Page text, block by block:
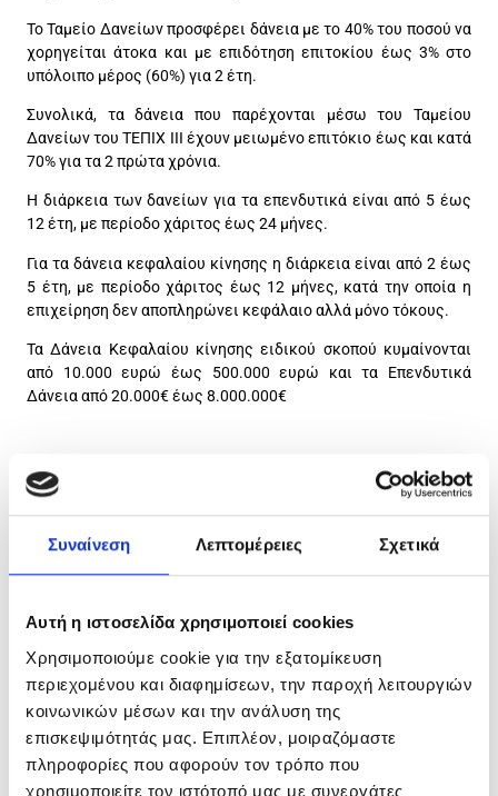
Συναίνεση Λεπτομέρειες Σχετικά
Αυτή η ιστοσελίδα χρησιμοποιεί cookies
Χρησιμοποιούμε cookie για την εξατομίκευση
περιεχομένου και διαφημίσεων, την παροχή λειτουργιών
κοινωνικών μέσων και την ανάλυση της
επισκεψιμότητάς μας. Επιπλέον, μοιραζόμαστε
πληροφορίες που αφορούν τον τρόπο που
χρησιμοποιείτε τον ιστότοπό μας με συνεργάτες
Το Ταμείο Δανείων προσφέρει δάνεια με το 40% του ποσού να
χορηγείται άτοκα και με επιδότηση επιτοκίου έως 3% στο
υπόλοιπο μέρος (60%) για 2 έτη.
Συνολικά, τα δάνεια που παρέχονται μέσω του Ταμείου
Δανείων του ΤΕΠΙΧ ΙΙΙ έχουν μειωμένο επιτόκιο έως και κατά
70% για τα 2 πρώτα χρόνια.
Η διάρκεια των δανείων για τα επενδυτικά είναι από 5 έως
12 έτη, με περίοδο χάριτος έως 24 μήνες.
Για τα δάνεια κεφαλαίου κίνησης η διάρκεια είναι από 2 έως
5 έτη, με περίοδο χάριτος έως 12 μήνες, κατά την οποία η
επιχείρηση δεν αποπληρώνει κεφάλαιο αλλά μόνο τόκους.
Τα Δάνεια Κεφαλαίου κίνησης ειδικού σκοπού κυμαίνονται
από 10.000 ευρώ έως 500.000 ευρώ και τα Επενδυτικά
Δάνεια από 20.000€ έως 8.000.000€
Οικονομικών Νίκος Παπαθανάσης, υπογράμμισε:
«Πιστοί στην στρατηγική επιλογή των κυβερνήσεων του
Κυριάκου Μητσοτάκη για στήριξη της επιχειρηματικότητας και
των επενδύσεων, και ανταποκρινόμενοι στο μεγάλο
ενδιαφέρον της αγοράς για δάνεια μέσω του Ταμείου
Επιχειρηματικότητας ΙΙΙ, προχωρούμε στην περαιτέρω
ενίσχυση των πόρων του σημαντικού αυτού χρηματοδοτικού
εργαλείου της Ελληνικής Αναπτυξιακής Τράπεζας. Και με αυτή